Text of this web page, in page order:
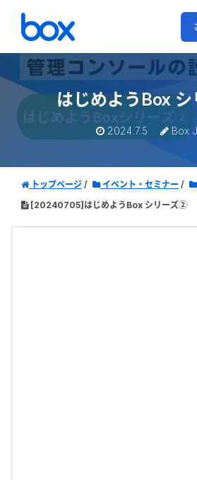
はじめようBox
2024.7.5 Box
トップページ イベント・セミナー
[20240705]はじめようBox シリーズ②